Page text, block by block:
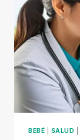
EL
BEBÉ SALUD